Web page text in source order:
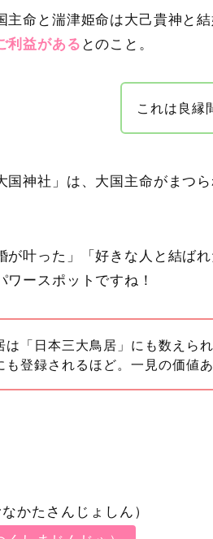
主命と湍津姫命は大己貴神と
利益がある とのこと。
これは良縁
国神社」は、大国主命がまつ
が叶った」「好きな人と結ば
ースポットですね！
は「日本三大鳥居」にも数えら
も登録されるほど。一見の価値
かたさんじょしん）